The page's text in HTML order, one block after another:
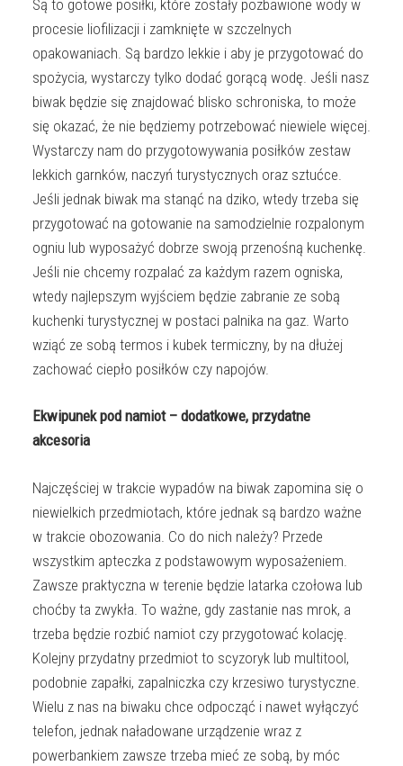
Są to gotowe posiłki, które zostały pozbawione wody w
procesie liofilizacji i zamknięte w szczelnych
opakowaniach. Są bardzo lekkie i aby je przygotować do
spożycia, wystarczy tylko dodać gorącą wodę. Jeśli nasz
biwak będzie się znajdować blisko schroniska, to może
się okazać, że nie będziemy potrzebować niewiele więcej.
Wystarczy nam do przygotowywania posiłków zestaw
lekkich garnków, naczyń turystycznych oraz sztućce.
Jeśli jednak biwak ma stanąć na dziko, wtedy trzeba się
przygotować na gotowanie na samodzielnie rozpalonym
ogniu lub wyposażyć dobrze swoją przenośną kuchenkę.
Jeśli nie chcemy rozpalać za każdym razem ogniska,
wtedy najlepszym wyjściem będzie zabranie ze sobą
kuchenki turystycznej w postaci palnika na gaz. Warto
wziąć ze sobą termos i kubek termiczny, by na dłużej
zachować ciepło posiłków czy napojów.
Ekwipunek pod namiot – dodatkowe, przydatne
akcesoria
Najczęściej w trakcie wypadów na biwak zapomina się o
niewielkich przedmiotach, które jednak są bardzo ważne
w trakcie obozowania. Co do nich należy? Przede
wszystkim apteczka z podstawowym wyposażeniem.
Zawsze praktyczna w terenie będzie latarka czołowa lub
choćby ta zwykła. To ważne, gdy zastanie nas mrok, a
trzeba będzie rozbić namiot czy przygotować kolację.
Kolejny przydatny przedmiot to scyzoryk lub multitool,
podobnie zapałki, zapalniczka czy krzesiwo turystyczne.
Wielu z nas na biwaku chce odpocząć i nawet wyłączyć
telefon, jednak naładowane urządzenie wraz z
powerbankiem zawsze trzeba mieć ze sobą, by móc